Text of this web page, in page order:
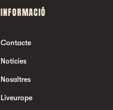
INFORMACIÓ
Contacte
Notícies
Nosaltres
Liveurope